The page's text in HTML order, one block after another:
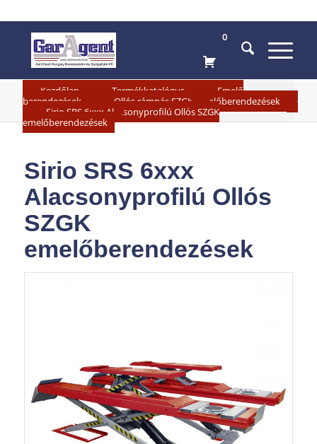
0
Kezdőlap Termékkatalógus
Emelő
berendezések
Ollós rámpás SZGK emelőberendezések
»
Sirio SRS 6xxx Alacsonyprofilú Ollós SZGK
emelőberendezések
Sirio SRS 6xxx
Alacsonyprofilú Ollós
SZGK
emelőberendezések